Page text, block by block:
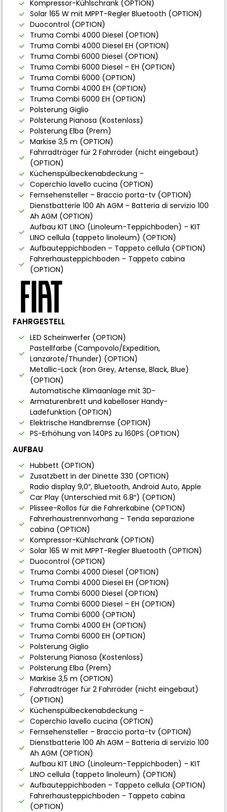
Kompressor-Kühlschrank (OPTION)
Solar 165 W mit MPPT-Regler Bluetooth (OPTION)
Duocontrol (OPTION)
Truma Combi 4000 Diesel (OPTION)
Truma Combi 4000 Diesel EH (OPTION)
Truma Combi 6000 Diesel (OPTION)
Truma Combi 6000 Diesel – EH (OPTION)
Truma Combi 6000 (OPTION)
Truma Combi 4000 EH (OPTION)
Truma Combi 6000 EH (OPTION)
Polsterung Giglio
Polsterung Pianosa (Kostenloss)
Polsterung Elba (Prem)
Markise 3,5 m (OPTION)
Fahrradträger für 2 Fahrräder (nicht eingebaut)
(OPTION)
Küchenspülbeckenabdeckung –
Coperchio lavello cucina (OPTION)
Fernsehensteller – Braccio porta-tv (OPTION)
Dienstbatterie 100 Ah AGM – Batteria di servizio 100
Ah AGM (OPTION)
Aufbau KIT LINO (Linoleum-Teppichboden) – KIT
LINO cellula (tappeto linoleum) (OPTION)
Aufbauteppichboden – Tappeto cellula (OPTION)
Fahrerhausteppichboden – Tappeto cabina
(OPTION)
FAHRGESTELL
LED Scheinwerfer (OPTION)
Pastellfarbe (Campovolo/Expedition,
Lanzarote/Thunder) (OPTION)
Metallic-Lack (Iron Grey, Artense, Black, Blue)
(OPTION)
Automatische Klimaanlage mit 3D-
Armaturenbrett und kabelloser Handy-
Ladefunktion (OPTION)
Elektrische Handbremse (OPTION)
PS-Erhöhung von 140PS zu 160PS (OPTION)
AUFBAU
Hubbett (OPTION)
Zusatzbett in der Dinette 330 (OPTION)
Radio display 9,0”, Bluetooth, Android Auto, Apple
Car Play (Unterschied mit 6.8″) (OPTION)
Plissee-Rollos für die Fahrerkabine (OPTION)
Fahrerhaustrennvorhang – Tenda separazione
cabina (OPTION)
Kompressor-Kühlschrank (OPTION)
Solar 165 W mit MPPT-Regler Bluetooth (OPTION)
Duocontrol (OPTION)
Truma Combi 4000 Diesel (OPTION)
Truma Combi 4000 Diesel EH (OPTION)
Truma Combi 6000 Diesel (OPTION)
Truma Combi 6000 Diesel – EH (OPTION)
Truma Combi 6000 (OPTION)
Truma Combi 4000 EH (OPTION)
Truma Combi 6000 EH (OPTION)
Polsterung Giglio
Polsterung Pianosa (Kostenloss)
Polsterung Elba (Prem)
Markise 3,5 m (OPTION)
Fahrradträger für 2 Fahrräder (nicht eingebaut)
(OPTION)
Küchenspülbeckenabdeckung –
Coperchio lavello cucina (OPTION)
Fernsehensteller – Braccio porta-tv (OPTION)
Dienstbatterie 100 Ah AGM – Batteria di servizio 100
Ah AGM (OPTION)
Aufbau KIT LINO (Linoleum-Teppichboden) – KIT
LINO cellula (tappeto linoleum) (OPTION)
Aufbauteppichboden – Tappeto cellula (OPTION)
Fahrerhausteppichboden – Tappeto cabina
(OPTION)